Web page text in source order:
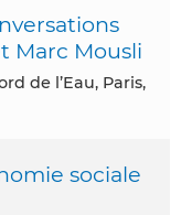
Marc Mousli
de l’Eau, Paris,
sociale